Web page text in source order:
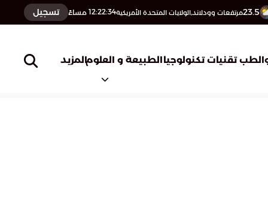
23.5مرتفعات وودلاند,الولايات المتحدة الأمريكية12:22:36 مساءً تسجيل
تقنيات تكنولوجياالطبيعة و العلومالمزيد